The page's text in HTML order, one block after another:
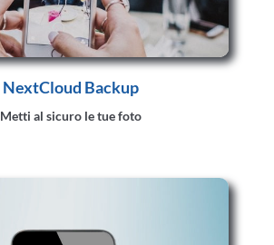
NextCloud Backup
Metti al sicuro le tue foto